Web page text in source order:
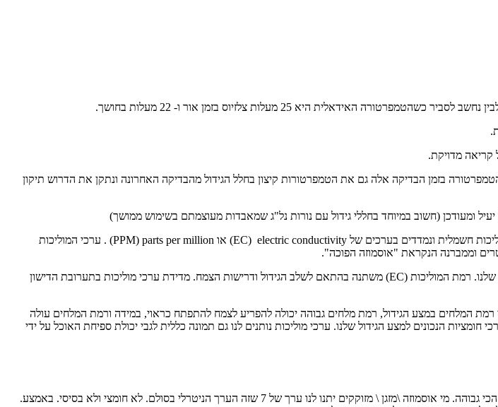
מדויקת.
בזמן הבדיקה אלה גם את הטמפרטורות קיצון בחלל הגידול מהבדיקה האחרונה ונתקן את הדרוש תיקון
יעיל ומעודכן (חשוב במיוחד בחללי גידול עם נורות נל"ג שמאבדות מעוצמתם בשימוש ממושך)
היא דרך למדוד את רמת המלחים במי ההשקיה. במי ברז יש מינרלים טבעיים שמאפשרים מוליכות חשמלית ונמדדים בערכים של EC) electric conductivity) או PPM) parts per million) . ערכי המוליכות
וממברנה הנקראת "אוסמוזה הפוכה".
באוסמוזה הפוכה אנו מקבלים מים נקיים ללא חלקיקי מינרלים והם בסיס טוב להכנת תמיסת דשנים לצמחים שלנו. רמת המוליכות (EC) משתנה בהתאם לשלב הגידול ודרישות הצמח. מדידת ערכי מוליכות בתערובת הדישון
רמת המלחים במצע הגידול, רמת מלחים גבוהה יכולה להפריע לצמח להתפתח כראוי, במידה ורמת המלחים עולה
הנכונים למצע הגידול שלנו. ערכי מוליכות נותנים לנו גם תמונה כללית לגבי יכולת ספיחת האוכל על ידי
נמדדת בסולם שמתחיל ב-0 ונגמר ב-14 כש-0 מסמל את רמת החומציות הכי גבוהה ו-14 את רמת הבסיסיות הכי גבוהה. מי אוסמוזה \מזגן \ מזוקקים יתנו לנו ערך של 7 שזה הערך הניטרלי בסולם. לא חומצי ולא בסיסי. באמצע.